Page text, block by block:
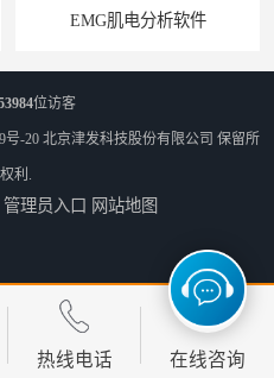
EMG肌电分析软件
OMS材料物理光学属性测量仪
位访客
号-20 北京津发科技股份有限公司 保留所
利.
管理员入口 网站地图
热线电话 在线咨询